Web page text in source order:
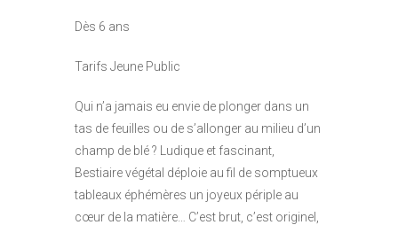
Dès 6 ans
Tarifs Jeune Public
Qui n’a jamais eu envie de plonger dans un
tas de feuilles ou de s’allonger au milieu d’un
champ de blé ? Ludique et fascinant,
Bestiaire végétal déploie au fil de somptueux
tableaux éphémères un joyeux périple au
cœur de la matière… C’est brut, c’est originel,